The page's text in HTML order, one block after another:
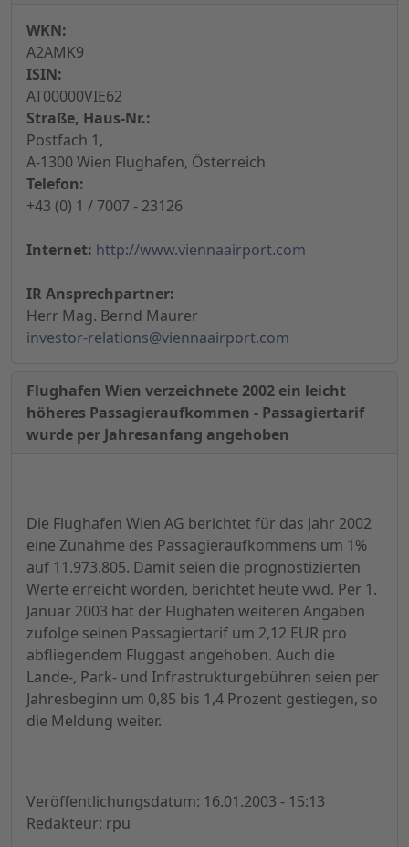
WKN:
A2AMK9
ISIN:
AT00000VIE62
Straße, Haus-Nr.:
Postfach 1,
A-1300 Wien Flughafen, Österreich
Telefon:
+43 (0) 1 / 7007 - 23126
Internet: http://www.viennaairport.com
IR Ansprechpartner:
Herr Mag. Bernd Maurer
investor-relations@viennaairport.com
Flughafen Wien verzeichnete 2002 ein leicht
höheres Passagieraufkommen - Passagiertarif
wurde per Jahresanfang angehoben
Die Flughafen Wien AG berichtet für das Jahr 2002
eine Zunahme des Passagieraufkommens um 1%
auf 11.973.805. Damit seien die prognostizierten
Werte erreicht worden, berichtet heute vwd. Per 1.
Januar 2003 hat der Flughafen weiteren Angaben
zufolge seinen Passagiertarif um 2,12 EUR pro
abfliegendem Fluggast angehoben. Auch die
Lande-, Park- und Infrastrukturgebühren seien per
Jahresbeginn um 0,85 bis 1,4 Prozent gestiegen, so
die Meldung weiter.
Veröffentlichungsdatum: 16.01.2003 - 15:13
Redakteur: rpu